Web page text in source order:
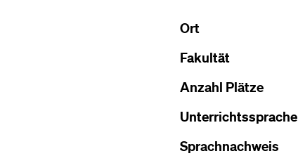
Ort
Fakultät
Anzahl Plätze
Unterrichtssprache
Sprachnachweis
Alumni